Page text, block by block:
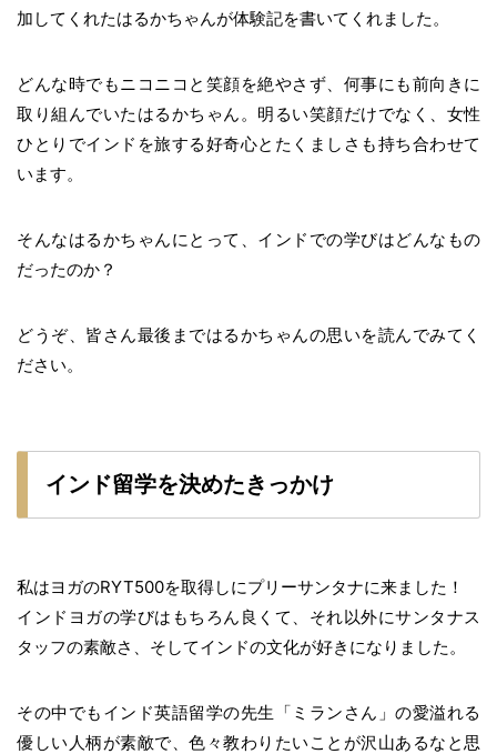
加してくれたはるかちゃんが体験記を書いてくれました。
どんな時でもニコニコと笑顔を絶やさず、何事にも前向きに
取り組んでいたはるかちゃん。明るい笑顔だけでなく、女性
ひとりでインドを旅する好奇心とたくましさも持ち合わせて
います。
そんなはるかちゃんにとって、インドでの学びはどんなもの
だったのか？
どうぞ、皆さん最後まではるかちゃんの思いを読んでみてく
ださい。
インド留学を決めたきっかけ
私はヨガのRYT500を取得しにプリーサンタナに来ました！
インドヨガの学びはもちろん良くて、それ以外にサンタナス
タッフの素敵さ、そしてインドの文化が好きになりました。
その中でもインド英語留学の先生「ミランさん」の愛溢れる
優しい人柄が素敵で、色々教わりたいことが沢山あるなと思